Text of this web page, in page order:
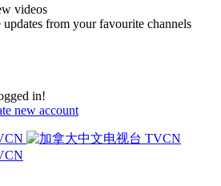
videos
updates from your favourite channels
in!
new account